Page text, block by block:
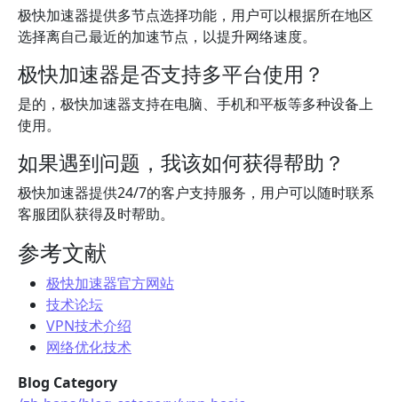
极快加速器提供多节点选择功能，用户可以根据所在地区
选择离自己最近的加速节点，以提升网络速度。
极快加速器是否支持多平台使用？
是的，极快加速器支持在电脑、手机和平板等多种设备上
使用。
如果遇到问题，我该如何获得帮助？
极快加速器提供24/7的客户支持服务，用户可以随时联系
客服团队获得及时帮助。
参考文献
极快加速器官方网站
技术论坛
VPN技术介绍
网络优化技术
Blog Category